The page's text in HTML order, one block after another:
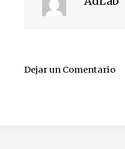
Dejar un Comentario